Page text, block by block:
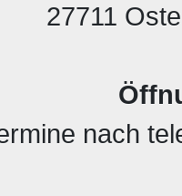
27711
nach